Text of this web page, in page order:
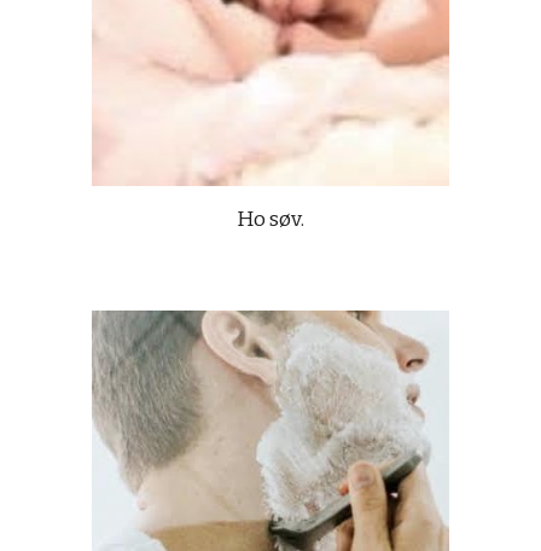
Ho søv.